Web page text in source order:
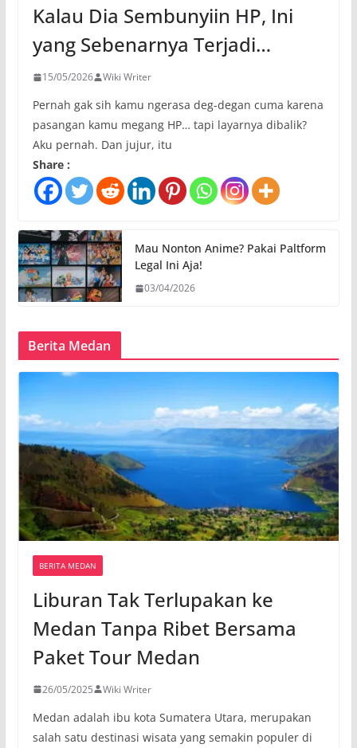
Kalau Dia Sembunyiin HP, Ini
yang Sebenarnya Terjadi…
15/05/2026 Wiki Writer
Pernah gak sih kamu ngerasa deg-degan cuma karena
pasangan kamu megang HP… tapi layarnya dibalik?
Aku pernah. Dan jujur, itu
Share :
Mau Nonton Anime? Pakai Paltform
Legal Ini Aja!
03/04/2026
Berita Medan
BERITA MEDAN
Liburan Tak Terlupakan ke
Medan Tanpa Ribet Bersama
Paket Tour Medan
26/05/2025 Wiki Writer
Medan adalah ibu kota Sumatera Utara, merupakan
salah satu destinasi wisata yang semakin populer di